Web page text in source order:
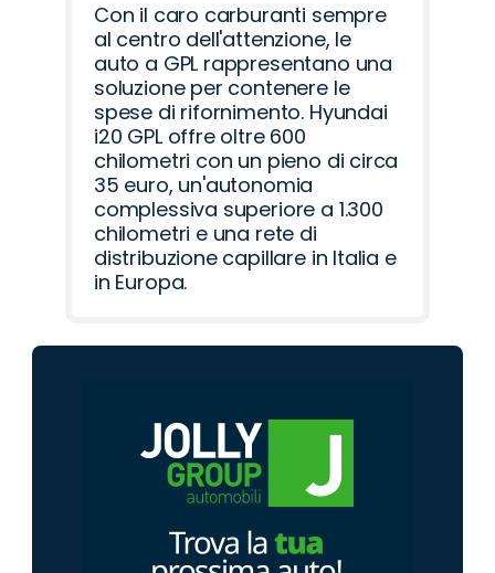
Con il caro carburanti sempre
al centro dell'attenzione, le
auto a GPL rappresentano una
soluzione per contenere le
spese di rifornimento. Hyundai
i20 GPL offre oltre 600
chilometri con un pieno di circa
35 euro, un'autonomia
complessiva superiore a 1.300
chilometri e una rete di
distribuzione capillare in Italia e
in Europa.